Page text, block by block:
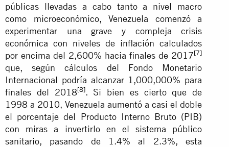
públicas llevadas a cabo tanto a nivel macro
como microeconómico, Venezuela comenzó a
experimentar una grave y compleja crisis
económica con niveles de inflación calculados
por encima del 2,600% hacia finales de 2017[7]
que, según cálculos del Fondo Monetario
Internacional podría alcanzar 1,000,000% para
finales del 2018[8]. Si bien es cierto que de
1998 a 2010, Venezuela aumentó a casi el doble
el porcentaje del Producto Interno Bruto (PIB)
con miras a invertirlo en el sistema público
sanitario, pasando de 1.4% al 2.3%, esta